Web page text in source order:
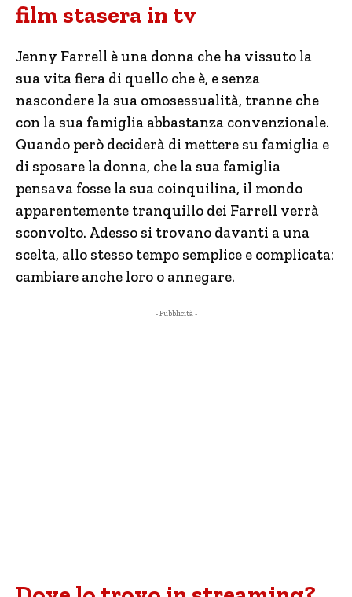
film stasera in tv
Jenny Farrell è una donna che ha vissuto la
sua vita fiera di quello che è, e senza
nascondere la sua omosessualità, tranne che
con la sua famiglia abbastanza convenzionale.
Quando però deciderà di mettere su famiglia e
di sposare la donna, che la sua famiglia
pensava fosse la sua coinquilina, il mondo
apparentemente tranquillo dei Farrell verrà
sconvolto. Adesso si trovano davanti a una
scelta, allo stesso tempo semplice e complicata:
cambiare anche loro o annegare.
- Pubblicità -